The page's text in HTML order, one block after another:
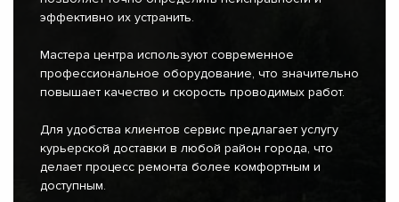
эффективно их устранить.
Мастера центра используют современное
профессиональное оборудование, что значительно
повышает качество и скорость проводимых работ.
Для удобства клиентов сервис предлагает услугу
курьерской доставки в любой район города, что
делает процесс ремонта более комфортным и
доступным.